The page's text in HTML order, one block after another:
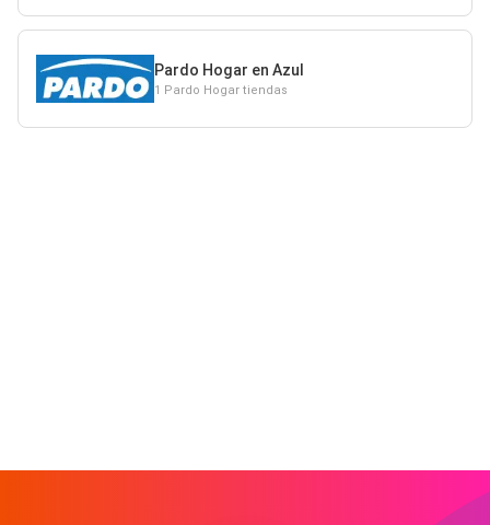
Pardo Hogar en Azul
1 Pardo Hogar tiendas